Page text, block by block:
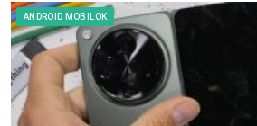
ANDROID MOBILOK